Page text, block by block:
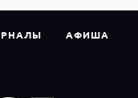
АФИША